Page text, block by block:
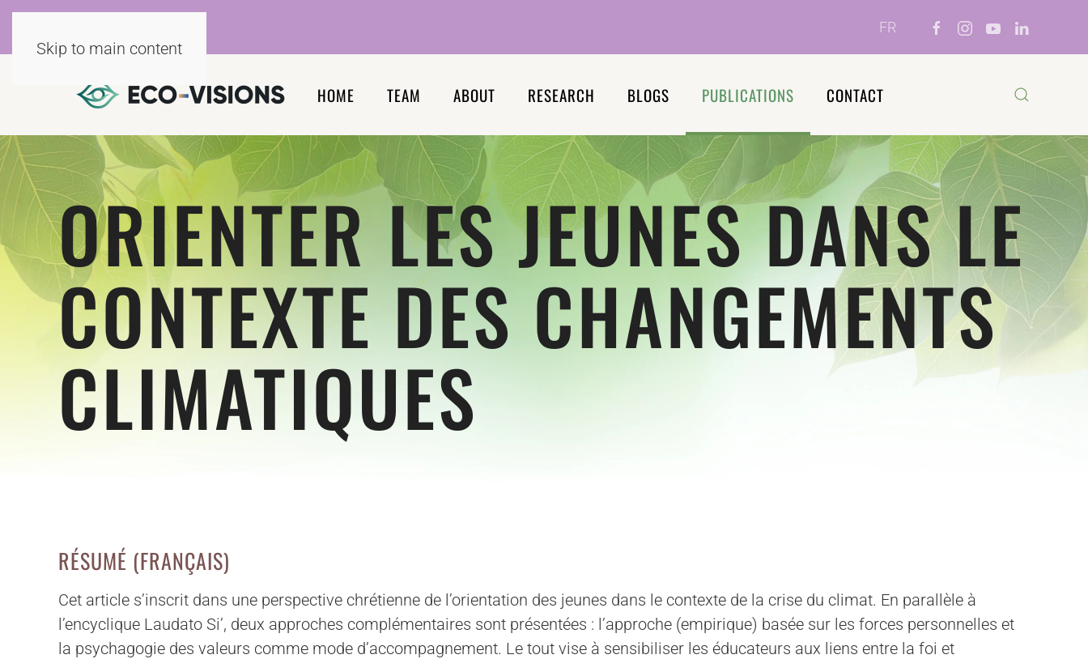
Skip to main content
FR
HOME TEAM ABOUT RESEARCH BLOGS PUBLICATIONS CONTACT
ORIENTER LES JEUNES DANS LE
CONTEXTE DES CHANGEMENTS
CLIMATIQUES
RÉSUMÉ (FRANÇAIS)
Cet article s’inscrit dans une perspective chrétienne de l’orientation des jeunes dans le contexte de la crise du climat. En parallèle à
l’encyclique Laudato Si’, deux approches complémentaires sont présentées : l’approche (empirique) basée sur les forces personnelles et
la psychagogie des valeurs comme mode d’accompagnement. Le tout vise à sensibiliser les éducateurs aux liens entre la foi et